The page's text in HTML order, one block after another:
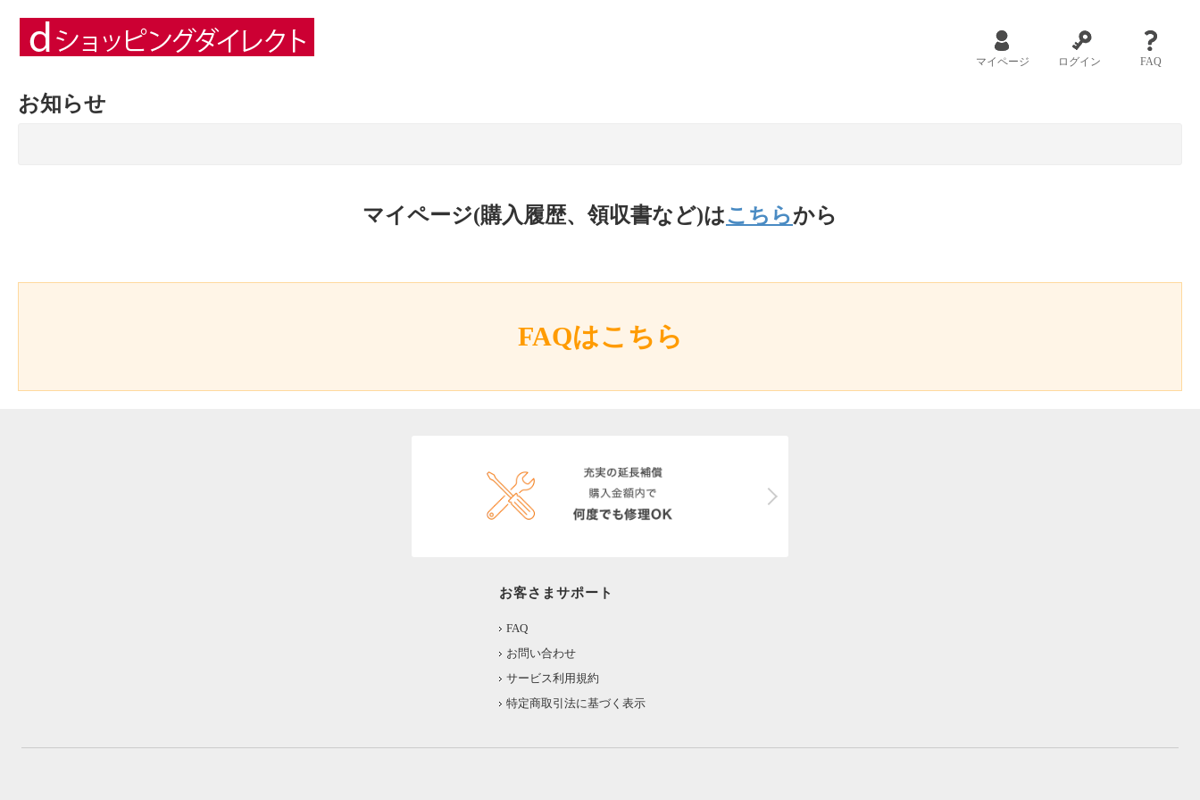
マイページ ログイン FAQ
お知らせ
マイページ(購入履歴、領収書など)はこちらから
FAQはこちら
お客さまサポート
FAQ
お問い合わせ
サービス利用規約
特定商取引法に基づく表示